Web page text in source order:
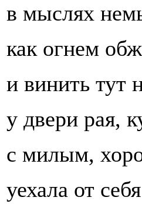
в мыслях
как огнем
и винить тут
у двери рая,
с милым,
уехала от